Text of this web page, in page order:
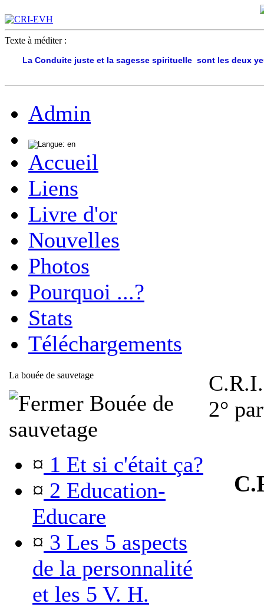
Texte à méditer :
La Conduite juste et la sagesse spirituelle sont les deux
Admin
Accueil
Liens
Livre d'or
Nouvelles
Photos
Pourquoi ...?
Stats
Téléchargements
La bouée de sauvetage
Bouée de
sauvetage
¤ 1 Et si c'était ça?
¤ 2 Education-
Educare
¤ 3 Les 5 aspects
de la personnalité
et les 5 V. H.
2°